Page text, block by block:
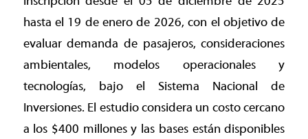
hasta el 19 de enero de 2026, con el objetivo de
evaluar demanda de pasajeros, consideraciones
ambientales, modelos operacionales y
tecnologías, bajo el Sistema Nacional de
Inversiones. El estudio considera un costo cercano
a los $400 millones y las bases están disponibles